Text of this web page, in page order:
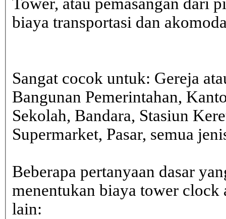
biaya transportasi dan
Sangat cocok untuk: Gereja
Bangunan Pemerintahan,
Sekolah, Bandara, Stasiun
Supermarket, Pasar, semua
Beberapa pertanyaan dasar
menentukan biaya tower clock
lain: